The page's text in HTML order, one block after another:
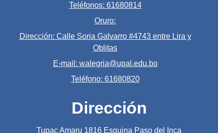
Teléfonos: 61680814
Oruro:
Dirección: Calle Soria Galvarro #4743 entre Lira y
Oblitas
E-mail: walegria@upal.edu.bo
Teléfono: 61680820
Dirección
Tupac Amaru 1816 Esquina Paso del Inca